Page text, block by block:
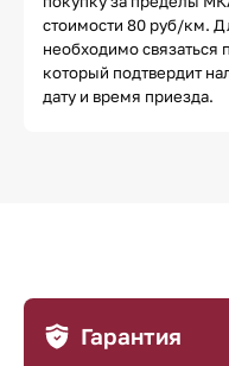
стоимости 80 руб/км.
необходимо
который подтвердит
дату и время приезда.
Гарантия